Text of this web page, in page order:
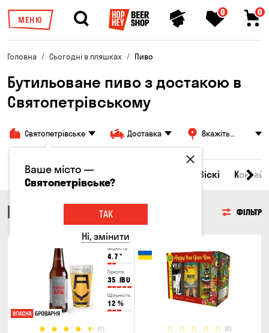
МЕНЮ
0 0
Головна Сьогодні в пляшках Пиво
Бутильоване пиво з достакою в
Святопетрівському
Святопетрівське Доставка
Вкажіть
Всі товари Пиво Віскі
ПИВО ФІЛЬТР
Міцність
4.7 °
Гіркота
35 IBU
Щільність
12 %
(1) (0)
Ваше місто —
Святопетрівське?
ТАК
Ні, змінити